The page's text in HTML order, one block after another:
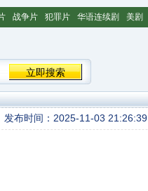
战争片 犯罪片 华语连续剧 美剧
发布时间：2025-11-03 21:26:39